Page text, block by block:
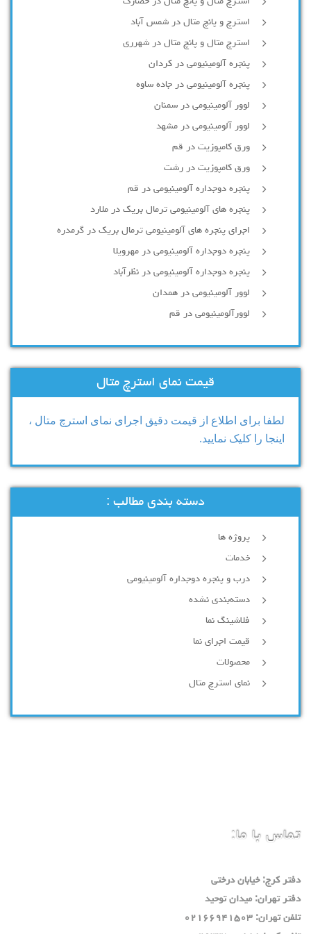
استرچ و پانچ متال در شمس آباد
استرچ متال و پانچ متال در شهرری
پنجره آلومینیومی در کردان
پنجره آلومینیومی در جاده ساوه
لوور آلومینیومی در سمنان
لوور آلومینیومی در مشهد
ورق کامپوزیت در قم
ورق کامپوزیت در رشت
پنجره دوجداره آلومينيومی در قم
پنجره های آلومینیومی ترمال بریک در ملارد
اجرای پنجره های آلومینیومی ترمال بریک در گرمدره
پنجره دوجداره آلومینیومی در مهرویلا
پنجره دوجداره آلومینیومی در نظرآباد
لوور آلومینیومی در همدان
لوورآلومینیومی در قم
قیمت نمای استرچ متال
لطفا برای اطلاع از قیمت دقیق اجرای نمای استرچ متال ،
اینجا را کلیک نمایید.
دسته بندی مطالب :
پروژه ها
خدمات
درب و پنجره دوجداره آلومینیومی
دسته‌بندی نشده
فلاشینگ نما
قیمت اجرای نما
محصولات
نمای استرچ متال
تماس با ما:
دفتر كرج: خيابان درختي
دفتر تهران: ميدان توحيد
تلفن تهران: ٠٢١٦٦٩٤١٥٠٣